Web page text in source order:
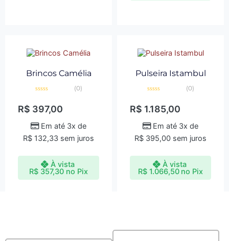
Brincos Camélia
de
(0)
R$ 397,00
Em até 3x de
R$ 132,33 sem juros
À vista
R$ 357,30 no Pix
Pulseira Istambul
de
(0)
R$ 1.185,00
Em até 3x de
R$ 395,00 sem juros
À vista
R$1.066,50 no Pix